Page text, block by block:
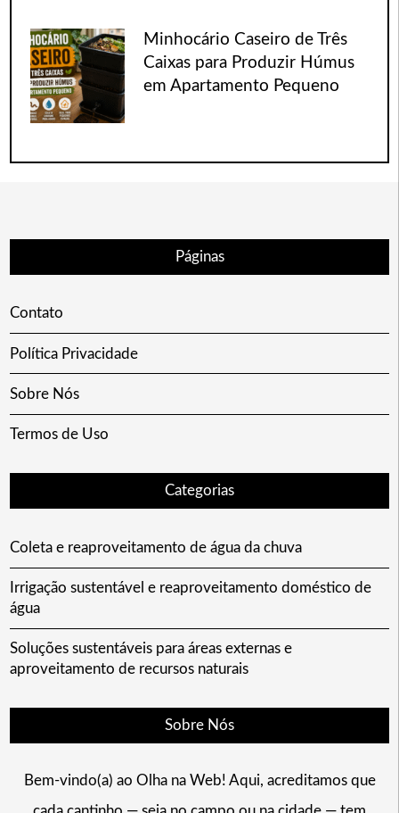
Minhocário Caseiro de Três
Caixas para Produzir Húmus
em Apartamento Pequeno
Páginas
Contato
Política Privacidade
Sobre Nós
Termos de Uso
Categorias
Coleta e reaproveitamento de água da chuva
Irrigação sustentável e reaproveitamento doméstico de
água
Soluções sustentáveis para áreas externas e
aproveitamento de recursos naturais
Sobre Nós
Bem-vindo(a) ao Olha na Web! Aqui, acreditamos que